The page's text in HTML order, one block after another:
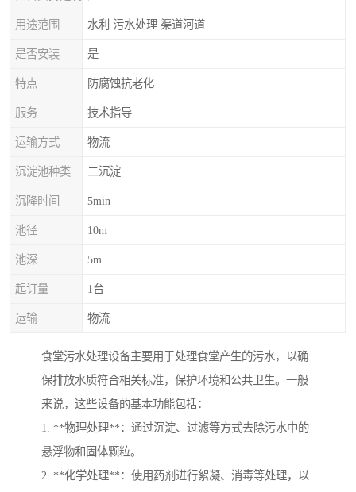
用途范围 水利 污水处理 渠道河道
是否安装 是
特点 防腐蚀抗老化
服务 技术指导
运输方式 物流
沉淀池种类 二沉淀
沉降时间 5min
池径 10m
池深 5m
起订量 1台
运输 物流
食堂污水处理设备主要用于处理食堂产生的污水，以确
保排放水质符合相关标准，保护环境和公共卫生。一般
来说，这些设备的基本功能包括：
1. **物理处理**：通过沉淀、过滤等方式去除污水中的
悬浮物和固体颗粒。
2. **化学处理**：使用药剂进行絮凝、消毒等处理，以